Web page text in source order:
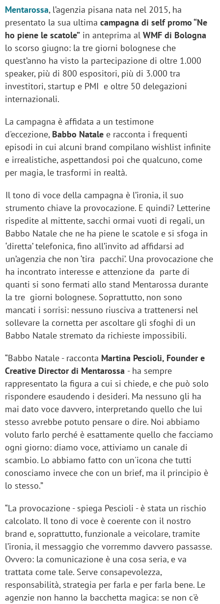
Mentarossa, l’agenzia pisana nata nel 2015, ha
presentato la sua ultima campagna di self promo “Ne
ho piene le scatole” in anteprima al WMF di Bologna
lo scorso giugno: la tre giorni bolognese che
quest’anno ha visto la partecipazione di oltre 1.000
speaker, più di 800 espositori, più di 3.000 tra
investitori, startup e PMI e oltre 50 delegazioni
internazionali.
La campagna è affidata a un testimone
d'eccezione, Babbo Natale e racconta i frequenti
episodi in cui alcuni brand compilano wishlist infinite
e irrealistiche, aspettandosi poi che qualcuno, come
per magia, le trasformi in realtà.
Il tono di voce della campagna è l’ironia, il suo
strumento chiave la provocazione. E quindi? Letterine
rispedite al mittente, sacchi ormai vuoti di regali, un
Babbo Natale che ne ha piene le scatole e si sfoga in
‘diretta’ telefonica, fino all’invito ad affidarsi ad
un’agenzia che non ‘tira pacchi’. Una provocazione che
ha incontrato interesse e attenzione da parte di
quanti si sono fermati allo stand Mentarossa durante
la tre giorni bolognese. Soprattutto, non sono
mancati i sorrisi: nessuno riusciva a trattenersi nel
sollevare la cornetta per ascoltare gli sfoghi di un
Babbo Natale stremato da richieste impossibili.
“Babbo Natale - racconta Martina Pescioli, Founder e
Creative Director di Mentarossa - ha sempre
rappresentato la figura a cui si chiede, e che può solo
rispondere esaudendo i desideri. Ma nessuno gli ha
mai dato voce davvero, interpretando quello che lui
stesso avrebbe potuto pensare o dire. Noi abbiamo
voluto farlo perché è esattamente quello che facciamo
ogni giorno: diamo voce, attiviamo un canale di
scambio. Lo abbiamo fatto con un'icona che tutti
conosciamo invece che con un brief, ma il principio è
lo stesso.”
“La provocazione - spiega Pescioli - è stata un rischio
calcolato. Il tono di voce è coerente con il nostro
brand e, soprattutto, funzionale a veicolare, tramite
l’ironia, il messaggio che vorremmo davvero passasse.
Ovvero: la comunicazione è una cosa seria, e va
trattata come tale. Serve consapevolezza,
responsabilità, strategia per farla e per farla bene. Le
agenzie non hanno la bacchetta magica: se non c'è